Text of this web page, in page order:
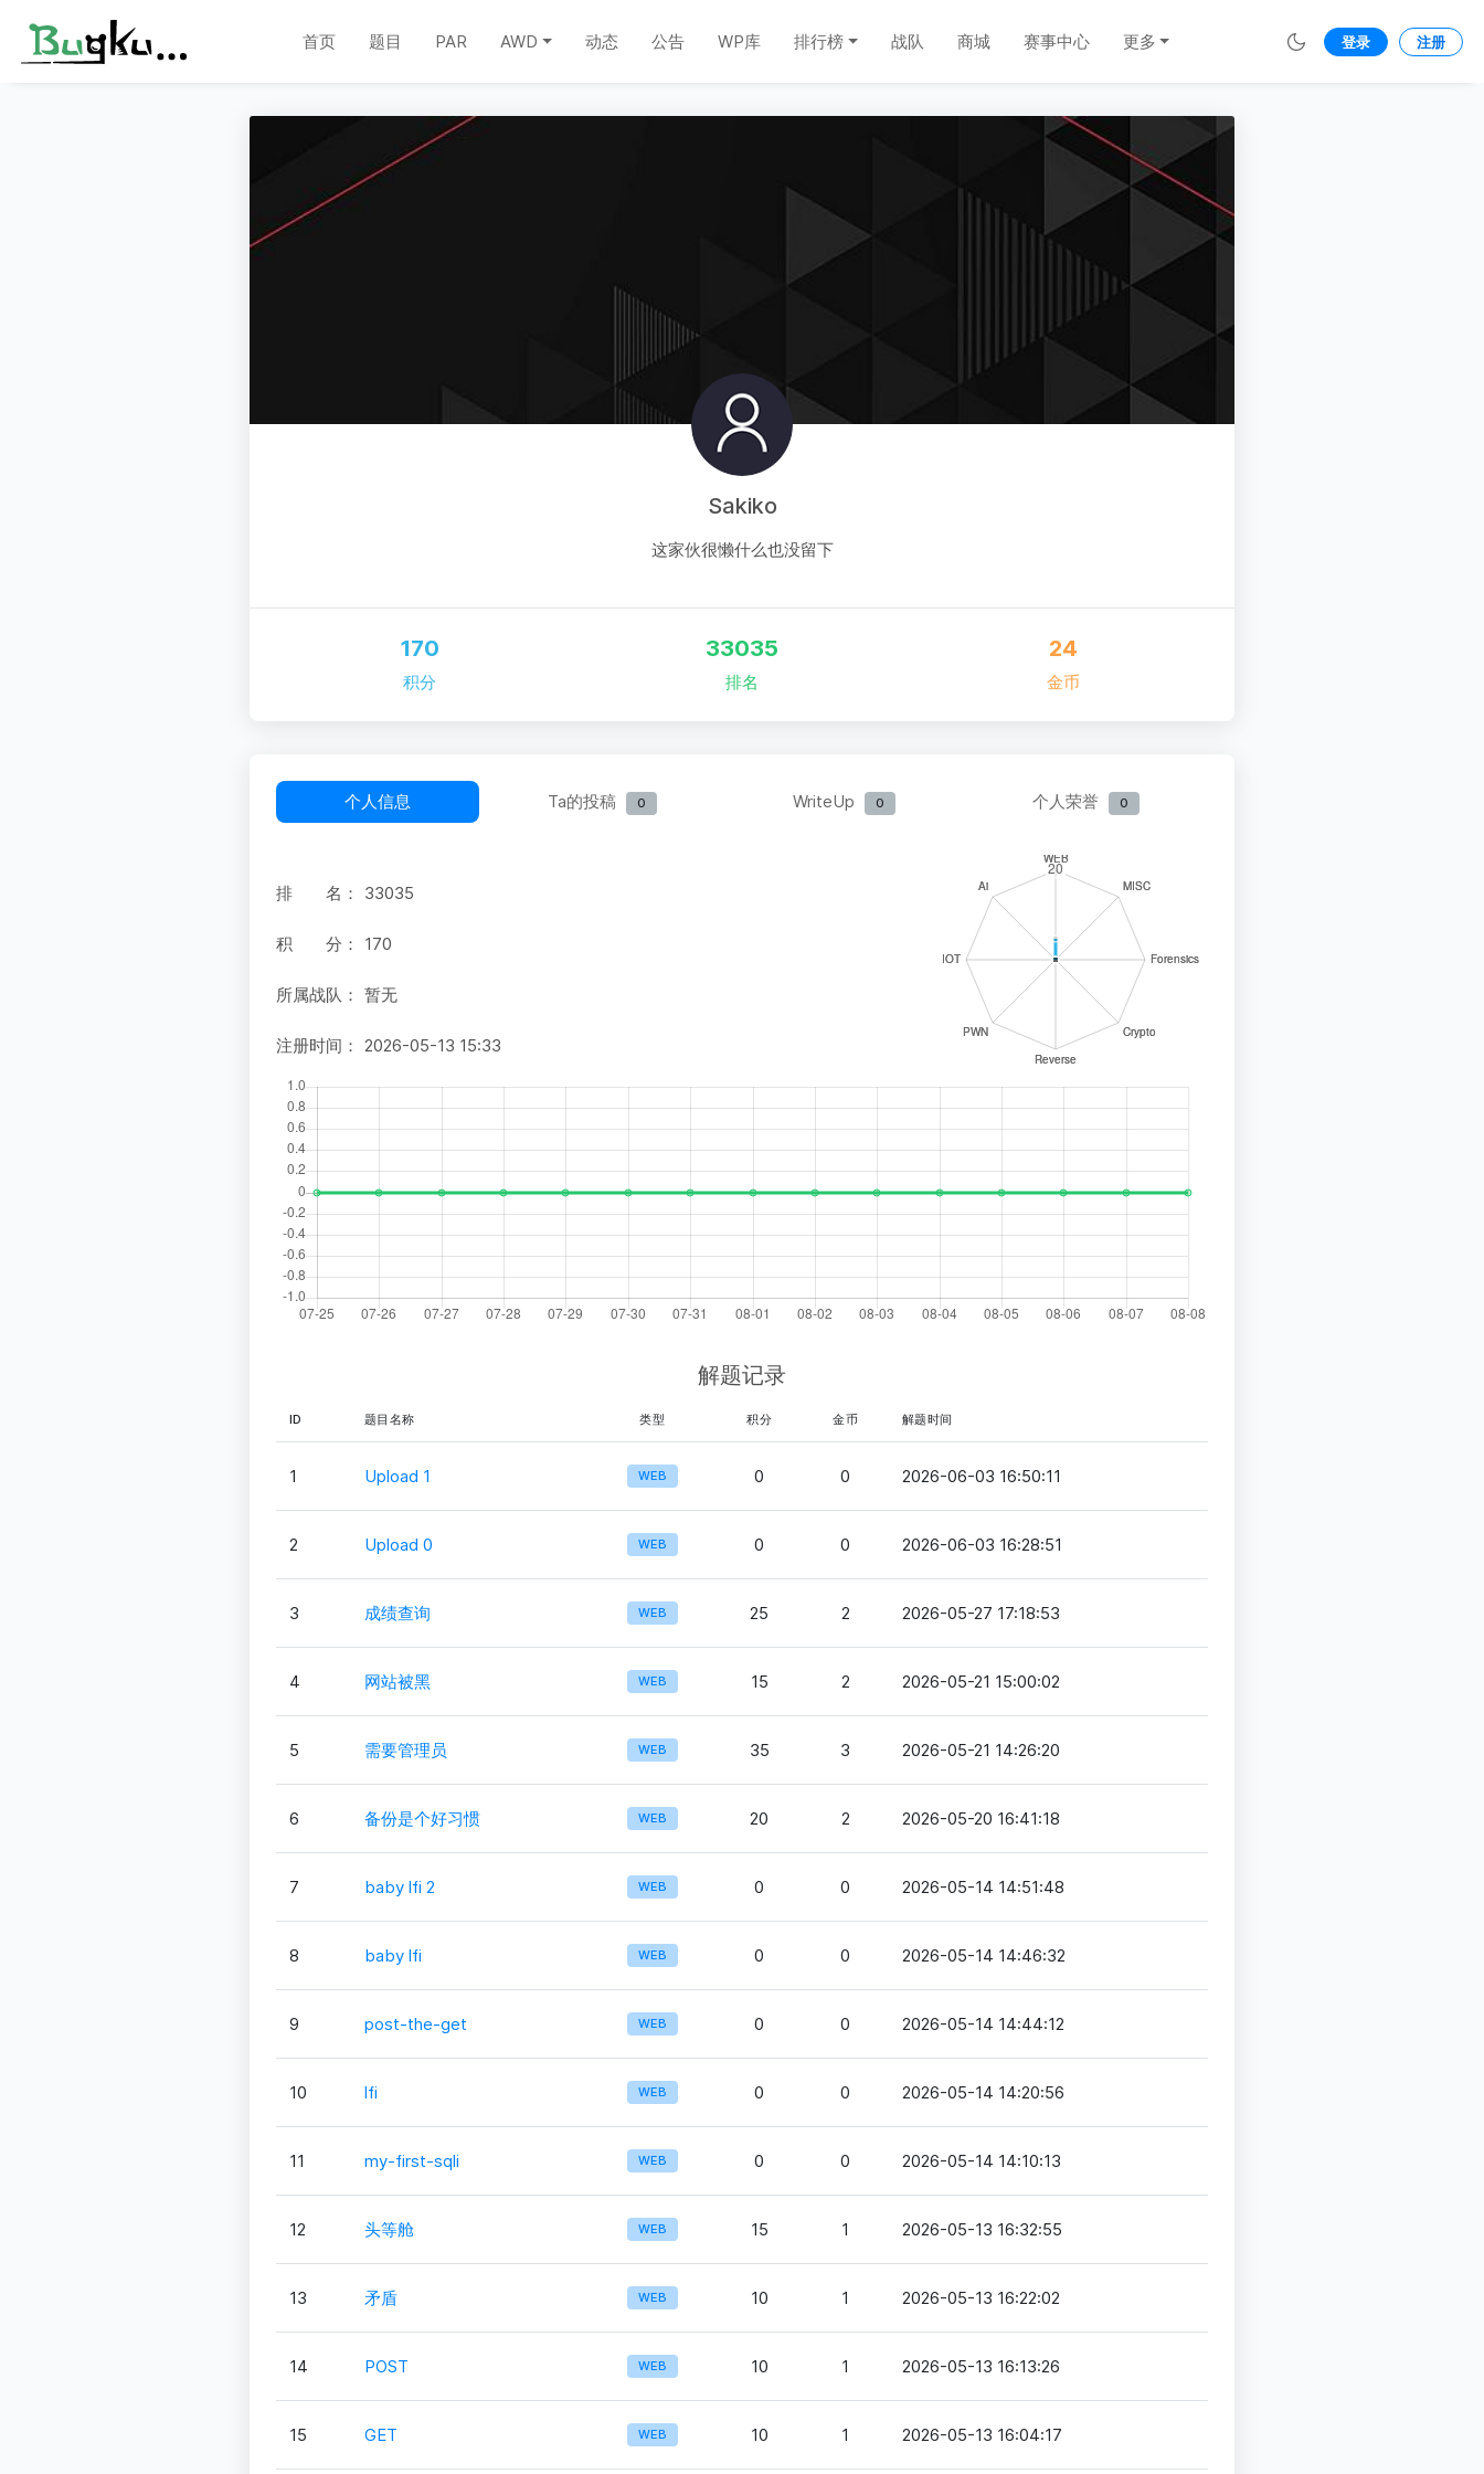
首页 题目 PAR AWD 动态 公告 WP库 排行榜 战队 商城 赛事中心 更多 登录 注册
Sakiko
这家伙很懒什么也没留下
170
积分
33035
排名
24
金币
个人信息 Ta的投稿 0 WriteUp 0 个人荣誉 0
排 名： 33035
积 分： 170
所属战队： 暂无
注册时间： 2026-05-13 15:33
解题记录
ID 题目名称 类型 积分 金币 解题时间
1 Upload 1 WEB 0 0 2026-06-03 16:50:11
2 Upload 0 WEB 0 0 2026-06-03 16:28:51
3 成绩查询 WEB 25 2 2026-05-27 17:18:53
4 网站被黑 WEB 15 2 2026-05-21 15:00:02
5 需要管理员 WEB 35 3 2026-05-21 14:26:20
6 备份是个好习惯 WEB 20 2 2026-05-20 16:41:18
7 baby lfi 2 WEB 0 0 2026-05-14 14:51:48
8 baby lfi WEB 0 0 2026-05-14 14:46:32
9 post-the-get WEB 0 0 2026-05-14 14:44:12
10 lfi WEB 0 0 2026-05-14 14:20:56
11 my-first-sqli WEB 0 0 2026-05-14 14:10:13
12 头等舱 WEB 15 1 2026-05-13 16:32:55
13 矛盾 WEB 10 1 2026-05-13 16:22:02
14 POST WEB 10 1 2026-05-13 16:13:26
15 GET WEB 10 1 2026-05-13 16:04:17